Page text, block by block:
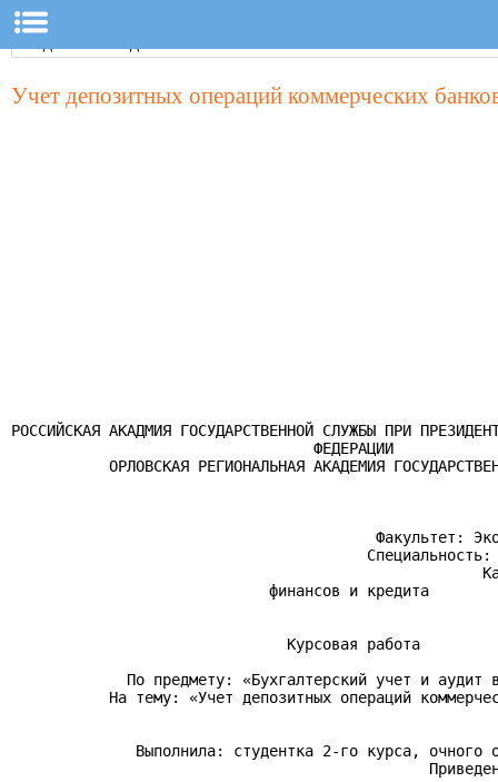
Учет депозитных операций коммерческих
РОССИЙСКАЯ АКАДМИЯ ГОСУДАРСТВЕННОЙ СЛУЖБЫ ПРИ
                                  ФЕДЕРАЦИИ
ОРЛОВСКАЯ РЕГИОНАЛЬНАЯ АКАДЕМИЯ
Факультет:
Специальность:
                             финансов и кредита
                               Курсовая работа
По предмету: «Бухгалтерский учет и аудит
На тему: «Учет депозитных операций
Выполнила: студентка 2-го курса, очного